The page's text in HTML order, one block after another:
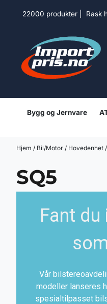
Hopp til innhold
22000 produkter | Rask
Bygg og Jernvare
Hjem / Bil/Motor / Hovedenhet /
SQ5
Fant du
Vår
modeller lanseres
spesialtilpasset